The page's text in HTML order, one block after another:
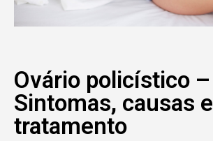
Ovário policístico –
Sintomas, causas e
tratamento